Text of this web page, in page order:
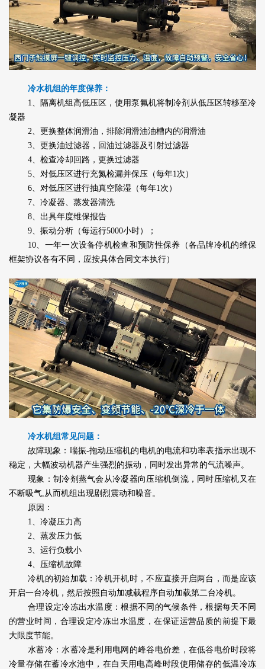
冷水机组的年度保养：
1、隔离机组高低压区，使用泵氟机将制冷剂从低压区转移至冷
凝器
2、更换整体润滑油，排除润滑油油槽内的润滑油
3、更换油过滤器，回油过滤器及引射过滤器
4、检查冷却回路，更换过滤器
5、对低压区进行充氮检漏并保压（每年1次）
6、对低压区进行抽真空除湿（每年1次）
7、冷凝器、蒸发器清洗
8、出具年度维保报告
9、振动分析（每运行5000小时）；
10、一年一次设备停机检查和预防性保养（各品牌冷机的维保
框架协议各有不同，应按具体合同文本执行）
冷水机组常见问题：
故障现象：喘振-拖动压缩机的电机的电流和功率表指示出现不
稳定，大幅波动机器产生强烈的振动，同时发出异常的气流噪声。
现象：制冷剂蒸气会从冷凝器向压缩机倒流，同时压缩机又在
不断吸气,从而机组出现剧烈震动和噪音。
原因：
1、冷凝压力高
2、蒸发压力低
3、运行负载小
4、压缩机故障
冷机的初始加载：冷机开机时，不应直接开启两台，而是应该
开启一台冷机，然后按照自动加减载程序自动加载第二台冷机。
合理设定冷冻出水温度：根据不同的气候条件，根据每天不同
的营业时间，合理设定冷冻出水温度，在保证运营品质的前提下最
大限度节能。
水蓄冷：水蓄冷是利用电网的峰谷电价差，在低谷电价时段将
冷量存储在蓄冷水池中，在白天用电高峰时段使用储存的低温冷冻